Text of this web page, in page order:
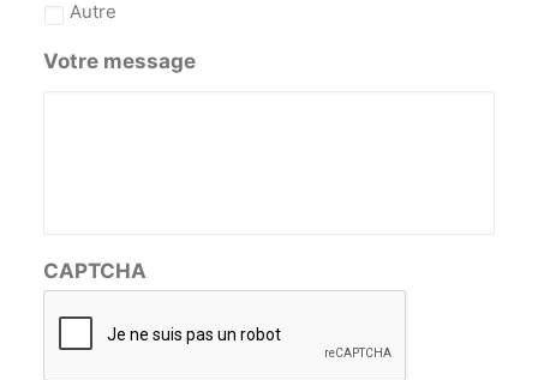
Autre
Votre message
CAPTCHA